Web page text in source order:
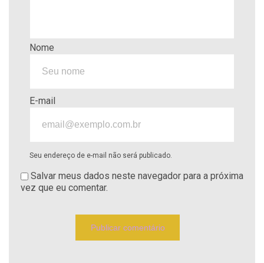
Nome
E-mail
Seu endereço de e-mail não será publicado.
Salvar meus dados neste navegador para a próxima
vez que eu comentar.